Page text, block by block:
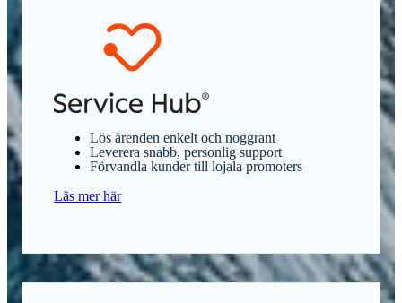
Lös ärenden enkelt och noggrant
Leverera snabb, personlig support
Förvandla kunder till lojala promoters
Läs mer här